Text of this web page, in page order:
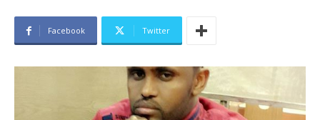
Facebook Twitter